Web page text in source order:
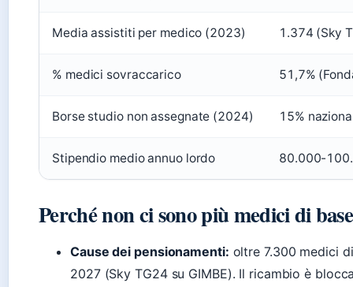
Media assistiti per medico (2023) 1.374 (Sky
% medici sovraccarico 51,7%
Borse studio non assegnate (2024) 15%
Stipendio medio annuo lordo 80.000-
Perché non ci sono più medici di
Cause dei pensionamenti: oltre 7.300 medici
2027 (Sky TG24 su GIMBE). Il ricambio è